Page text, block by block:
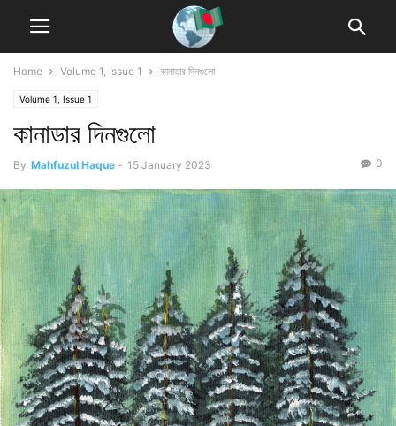
Home Volume 1, Issue 1 কানাডার দিনগুলো
Volume 1, Issue 1
কানাডার দিনগুলো
By Mahfuzul Haque - 15 January 2023 0